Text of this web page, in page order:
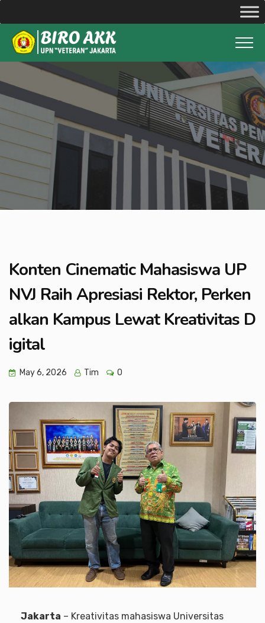
Konten Cinematic Mahasiswa UP
NVJ Raih Apresiasi Rektor, Perken
alkan Kampus Lewat Kreativitas D
igital
May 6, 2026 Tim 0
Jakarta – Kreativitas mahasiswa Universitas